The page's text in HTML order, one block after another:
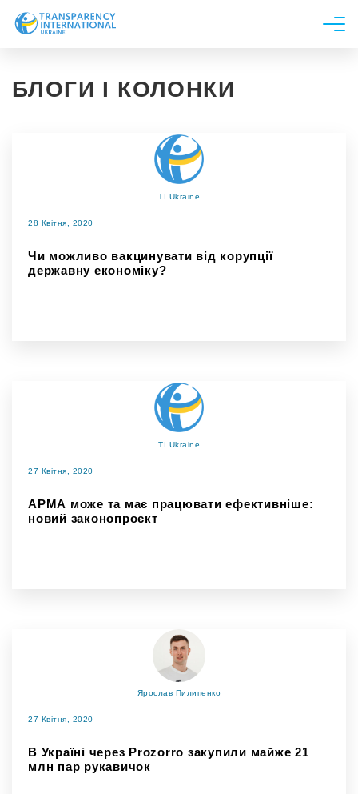
Новини
БЛОГИ І КОЛОНКИ
TI Ukraine
28 Квітня, 2020
Чи можливо вакцинувати від корупції
державну економіку?
TI Ukraine
27 Квітня, 2020
АРМА може та має працювати ефективніше:
новий законопроєкт
Ярослав Пилипенко
27 Квітня, 2020
В Україні через Prozorro закупили майже 21
млн пар рукавичок